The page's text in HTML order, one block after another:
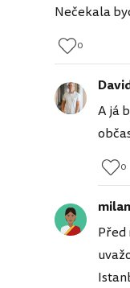
Nečekala
0
A já
0
Před